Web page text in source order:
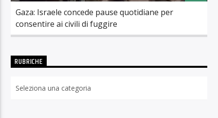
Gaza: Israele concede pause quotidiane per
consentire ai civili di fuggire
RUBRICHE